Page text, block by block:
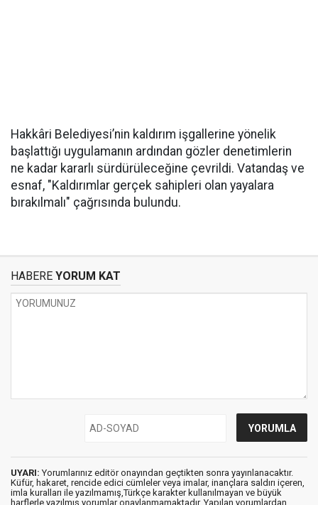
Hakkâri Belediyesi’nin kaldırım işgallerine yönelik
başlattığı uygulamanın ardından gözler denetimlerin
ne kadar kararlı sürdürüleceğine çevrildi. Vatandaş ve
esnaf, "Kaldırımlar gerçek sahipleri olan yayalara
bırakılmalı" çağrısında bulundu.
HABERE YORUM KAT
UYARI: Yorumlarınız editör onayından geçtikten sonra yayınlanacaktır.
Küfür, hakaret, rencide edici cümleler veya imalar, inançlara saldırı içeren,
imla kuralları ile yazılmamış,Türkçe karakter kullanılmayan ve büyük
harflerle yazılmış yorumlar onaylanmamaktadır. Yapılan yorumlardan